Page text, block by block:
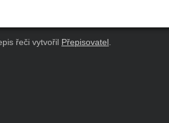
řeči vytvořil Přepisovatel .